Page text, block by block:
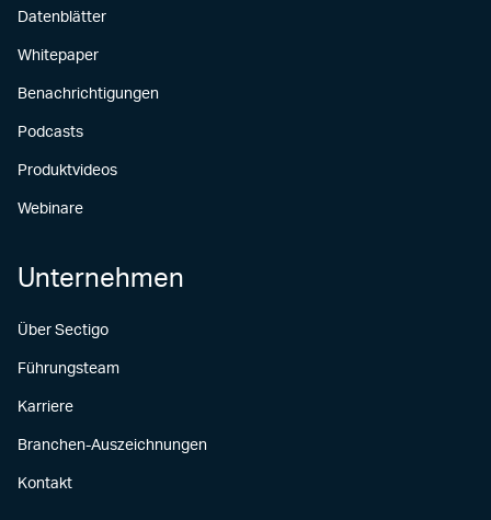
Datenblätter
Whitepaper
Benachrichtigungen
Podcasts
Produktvideos
Webinare
Unternehmen
Über Sectigo
Führungsteam
Karriere
Branchen-Auszeichnungen
Kontakt